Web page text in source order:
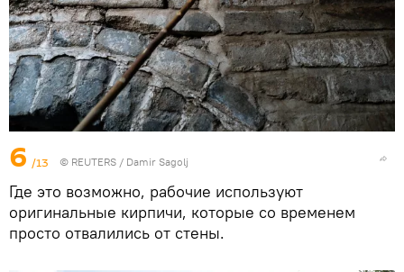
6 /13 © REUTERS / Damir Sagolj
Где это возможно, рабочие используют
оригинальные кирпичи, которые со временем
просто отвалились от стены.